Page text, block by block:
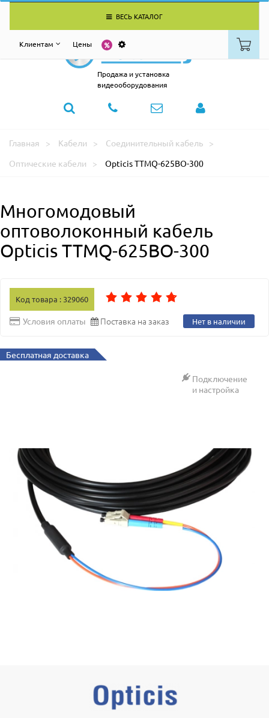
ВЕСЬ КАТАЛОГ
Клиентам Цены
Продажа и установка
видеооборудования
Главная Кабели
Соединительный кабель
Оптические кабели
Opticis TTMQ-625BO-300
Многомодовый
оптоволоконный кабель
Opticis TTMQ-625BO-300
Код товара : 329060
Условия оплаты Поставка на заказ Нет в наличии
Бесплатная доставка
Подключение
и настройка